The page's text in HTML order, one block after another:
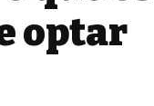
optar